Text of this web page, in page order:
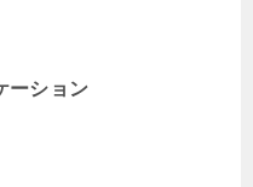
ーション